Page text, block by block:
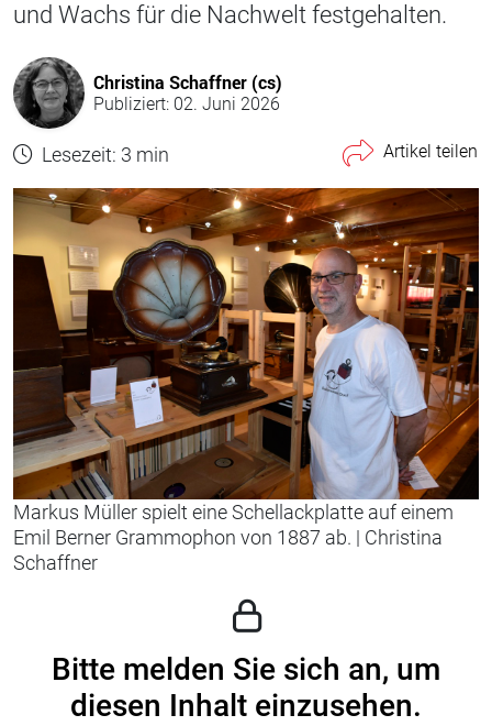
und Wachs für die Nachwelt festgehalten.
Christina Schaffner (cs)
Publiziert: 02. Juni 2026
Lesezeit: 3 min Artikel teilen
Markus Müller spielt eine Schellackplatte auf einem
Emil Berner Grammophon von 1887 ab. | Christina
Schaffner
Bitte melden Sie sich an, um
diesen Inhalt einzusehen.